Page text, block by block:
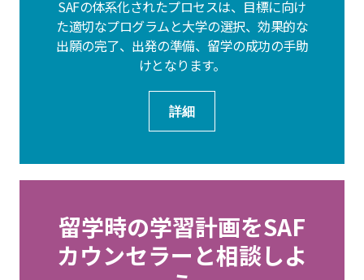
SAFの体系化されたプロセスは、目標に向け
た適切なプログラムと大学の選択、効果的な
出願の完了、出発の準備、留学の成功の手助
けとなります。
詳細
留学時の学習計画をSAF
カウンセラーと相談しよ